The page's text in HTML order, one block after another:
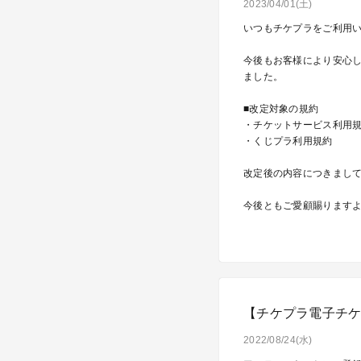
2023/04/01(土)
いつもチケプラをご利用
今後もお客様により安心
ました。
■改定対象の規約
・チケットサービス利用
・くじプラ利用規約
改定後の内容につきまし
今後ともご愛顧賜ります
【チケプラ電子チ
2022/08/24(水)